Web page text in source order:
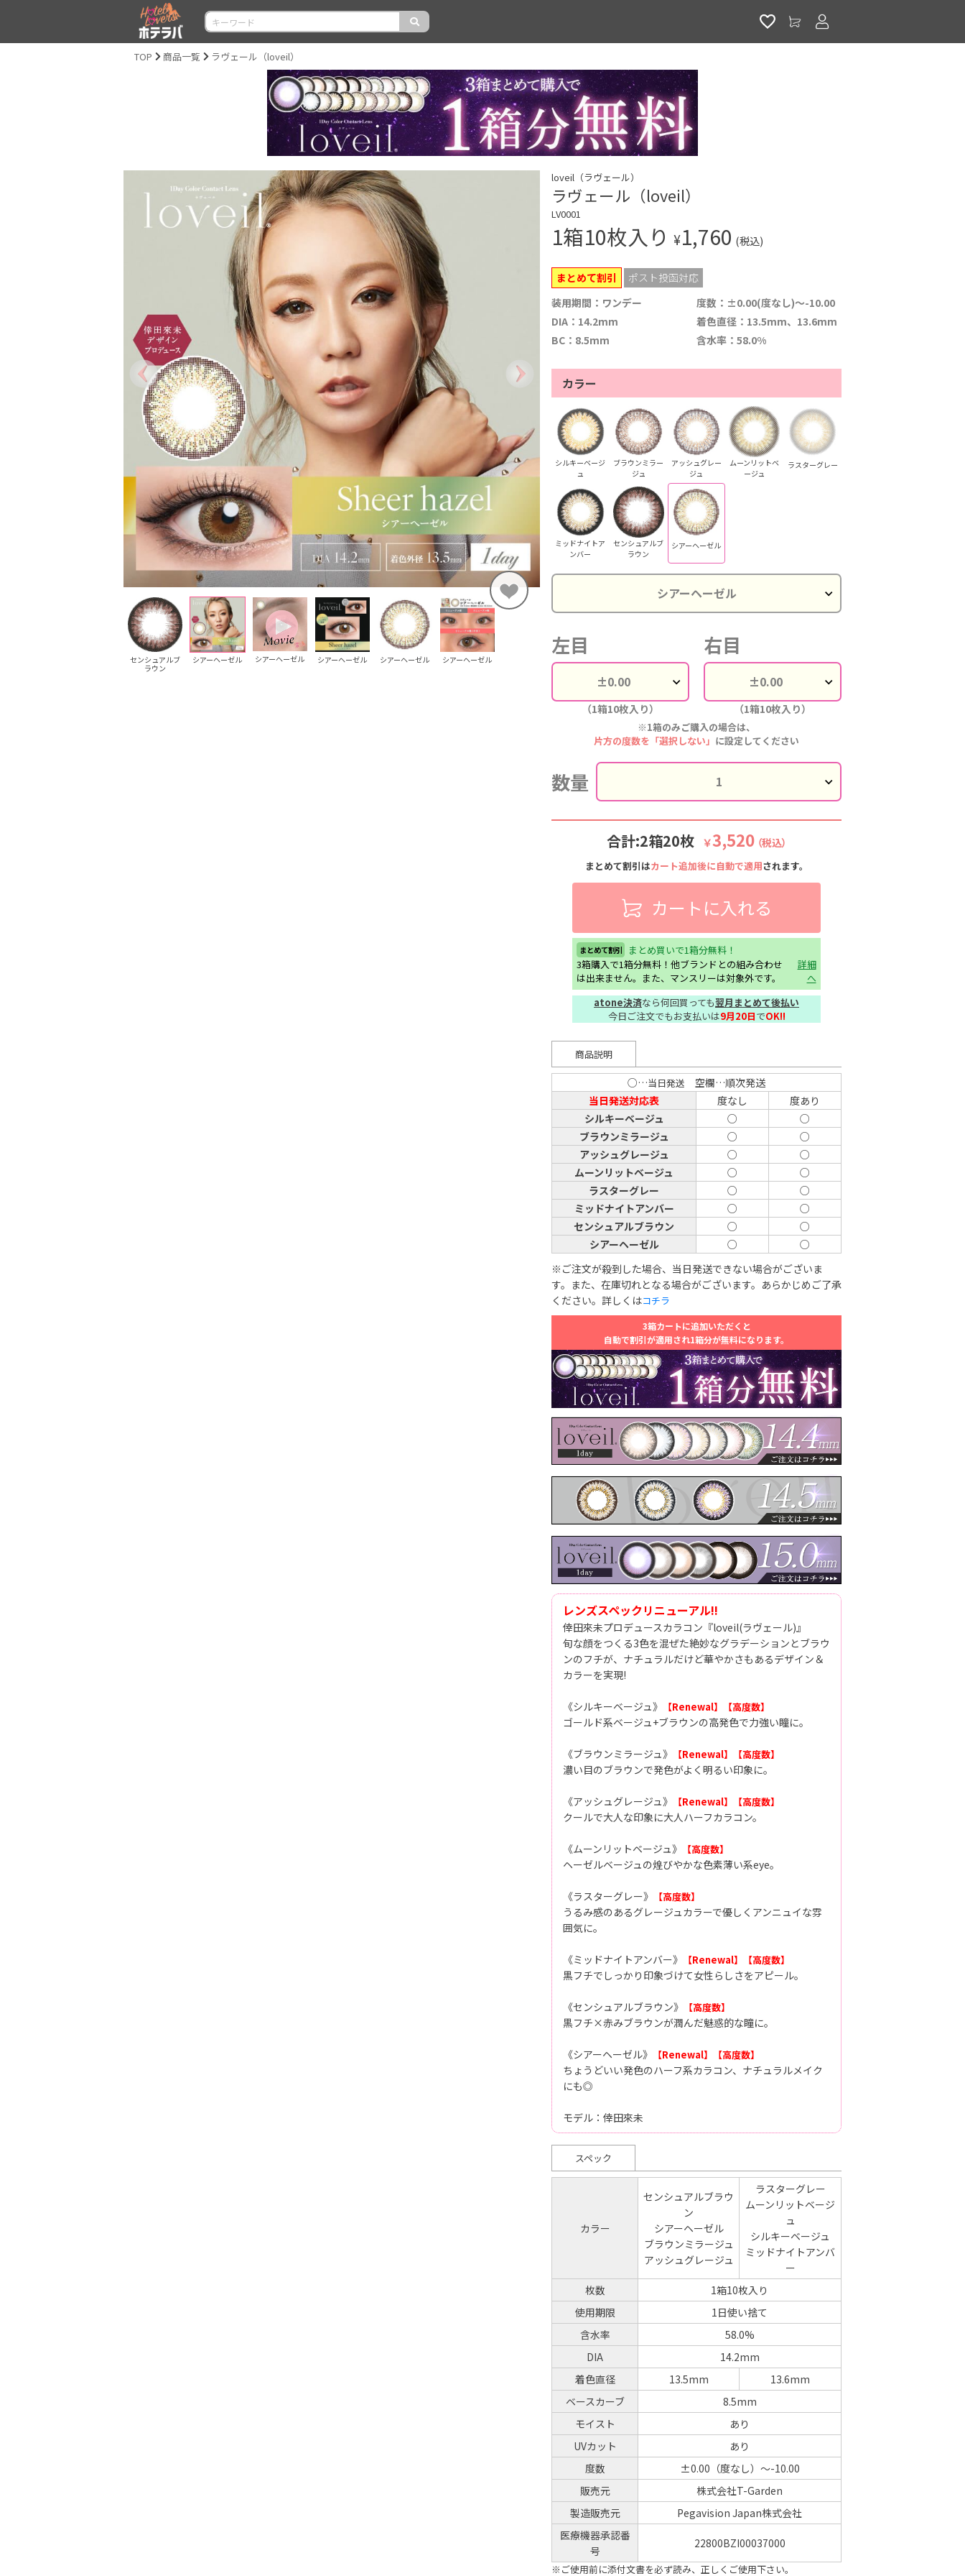
TOP 商品一覧 ラヴェール（loveil）
センシュアルブ
ラウン
シアーヘーゼル シアーヘーゼル シアーヘーゼル シアーヘーゼル シアーヘーゼル
loveil（ラヴェール）
ラヴェール（loveil）
LV0001
1箱10枚入り ¥1,760 (税込)
まとめて割引
ポスト投函対応
装用期間：ワンデー
度数：±0.00(度なし)～-10.00
DIA：14.2mm
着色直径：13.5mm、13.6mm
BC：8.5mm
含水率：58.0%
カラー
シルキーベージ
ュ
ブラウンミラー
ジュ
アッシュグレー
ジュ
ムーンリットベ
ージュ
ラスターグレー
ミッドナイトア
ンバー
センシュアルブ
ラウン
シアーヘーゼル
左目
（1箱10枚入り）
右目
（1箱10枚入り）
※1箱のみご購入の場合は、
片方の度数を「選択しない」 に設定してください
数量
合計:2箱20枚 ￥3,520 （税込）
まとめて割引はカート追加後に自動で適用されます。
カートに入れる
まとめて割引
まとめ買いで1箱分無料！
3箱購入で1箱分無料！他ブランドとの組み合わせ
は出来ません。また、マンスリーは対象外です。
詳細
へ
atone決済なら何回買っても翌月まとめて後払い
今日ご注文でもお支払いは9月20日でOK!!
商品説明
○…当日発送 空欄…順次発送
当日発送対応表
度なし
度あり
シルキーベージュ
○
○
ブラウンミラージュ
○
○
アッシュグレージュ
○
○
ムーンリットベージュ
○
○
ラスターグレー
○
○
ミッドナイトアンバー
○
○
センシュアルブラウン
○
○
シアーヘーゼル
○
○
※ご注文が殺到した場合、当日発送できない場合がございま
す。また、在庫切れとなる場合がございます。あらかじめご了承
ください。詳しくはコチラ
3箱カートに追加いただくと
自動で割引が適用され1箱分が無料になります。
レンズスペックリニューアル!!
倖田來未プロデュースカラコン『loveil(ラヴェール)』
旬な顔をつくる3色を混ぜた絶妙なグラデーションとブラウ
ンのフチが、ナチュラルだけど華やかさもあるデザイン＆
カラーを実現!
《シルキーベージュ》 【Renewal】 【高度数】
ゴールド系ベージュ+ブラウンの高発色で力強い瞳に。
《ブラウンミラージュ》 【Renewal】 【高度数】
濃い目のブラウンで発色がよく明るい印象に。
《アッシュグレージュ》 【Renewal】 【高度数】
クールで大人な印象に大人ハーフカラコン。
《ムーンリットベージュ》 【高度数】
ヘーゼルベージュの煌びやかな色素薄い系eye。
《ラスターグレー》 【高度数】
うるみ感のあるグレージュカラーで優しくアンニュイな雰
囲気に。
《ミッドナイトアンバー》 【Renewal】 【高度数】
黒フチでしっかり印象づけて女性らしさをアピール。
《センシュアルブラウン》 【高度数】
黒フチ×赤みブラウンが潤んだ魅惑的な瞳に。
《シアーヘーゼル》 【Renewal】 【高度数】
ちょうどいい発色のハーフ系カラコン、ナチュラルメイク
にも◎
モデル：倖田來未
スペック
カラー
センシュアルブラウ
ン
シアーヘーゼル
ブラウンミラージュ
アッシュグレージュ
ラスターグレー
ムーンリットベージ
ュ
シルキーベージュ
ミッドナイトアンバ
ー
枚数
1箱10枚入り
使用期限
1日使い捨て
含水率
58.0%
DIA
14.2mm
着色直径
13.5mm
13.6mm
ベースカーブ
8.5mm
モイスト
あり
UVカット
あり
度数
±0.00（度なし）～-10.00
販売元
株式会社T-Garden
製造販売元
Pegavision Japan株式会社
医療機器承認番
号
22800BZI00037000
※ご使用前に添付文書を必ず読み、正しくご使用下さい。